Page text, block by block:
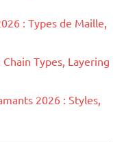
: Types de Maille,
Types, Layering
2026 : Styles,